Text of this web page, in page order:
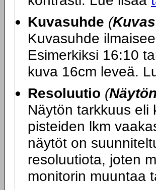
Kuvasuhde (
Kuvasuhde
Esimerkiksi 16:10
kuva 16cm leveä.
Resoluutio (
Näytön tarkkuus eli
pisteiden lkm
näytöt on
resoluutiota, joten
monitorin muuntaa